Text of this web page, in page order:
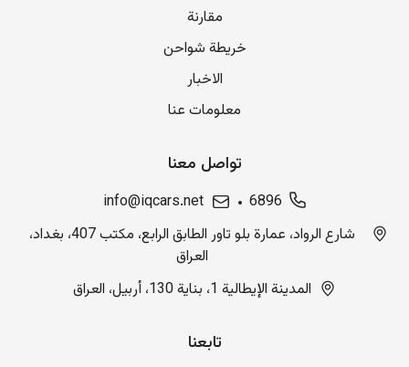
مقارنة
خريطة شواحن
الاخبار
معلومات عنا
تواصل معنا
6896
info@iqcars.net
شارع الرواد، عمارة بلو تاور الطابق الرابع، مكتب 407، بغداد،
العراق
المدينة الإيطالية 1، بناية 130، أربيل، العراق
تابعنا